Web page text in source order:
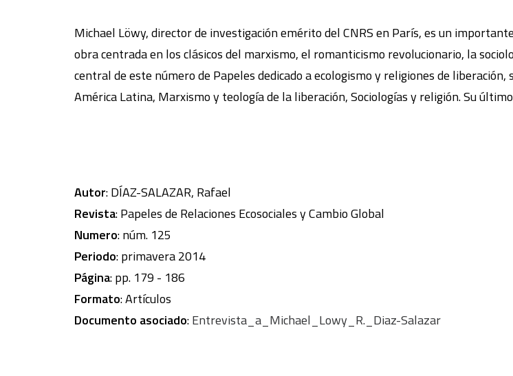
Michael Löwy, director de investigación emérito del CNRS en París, es un
obra centrada en los clásicos del marxismo, el romanticismo revolucionario, la
central de este número de Papeles dedicado a ecologismo y religiones de
América Latina, Marxismo y teología de la liberación, Sociologías y religión. Su
Autor: DÍAZ-SALAZAR, Rafael
Revista: Papeles de Relaciones Ecosociales y Cambio Global
Numero: núm. 125
Periodo: primavera 2014
Página: pp. 179 - 186
Formato: Artículos
Documento asociado:Entrevista_a_Michael_Lowy_R._Diaz-Salazar